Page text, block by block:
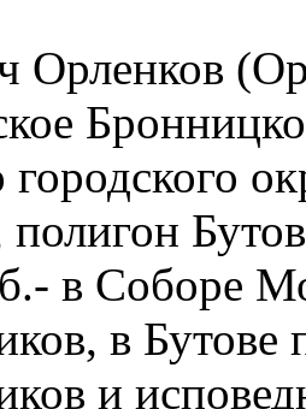
Орленков
городского
полигон
в Соборе
в
и